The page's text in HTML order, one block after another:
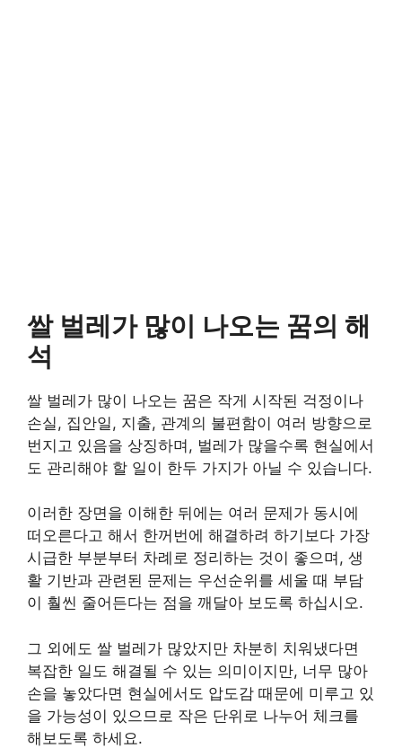
쌀 벌레가 많이 나오는 꿈의 해
석
쌀 벌레가 많이 나오는 꿈은 작게 시작된 걱정이나
손실, 집안일, 지출, 관계의 불편함이 여러 방향으로
번지고 있음을 상징하며, 벌레가 많을수록 현실에서
도 관리해야 할 일이 한두 가지가 아닐 수 있습니다.
이러한 장면을 이해한 뒤에는 여러 문제가 동시에
떠오른다고 해서 한꺼번에 해결하려 하기보다 가장
시급한 부분부터 차례로 정리하는 것이 좋으며, 생
활 기반과 관련된 문제는 우선순위를 세울 때 부담
이 훨씬 줄어든다는 점을 깨달아 보도록 하십시오.
그 외에도 쌀 벌레가 많았지만 차분히 치워냈다면
복잡한 일도 해결될 수 있는 의미이지만, 너무 많아
손을 놓았다면 현실에서도 압도감 때문에 미루고 있
을 가능성이 있으므로 작은 단위로 나누어 체크를
해보도록 하세요.